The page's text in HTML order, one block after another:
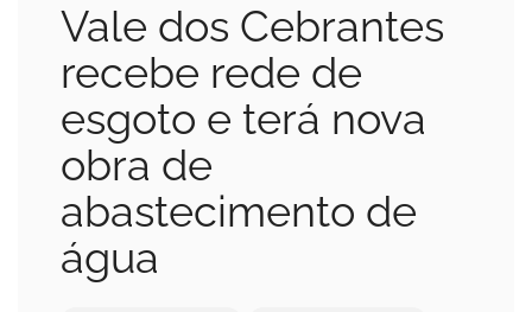
Vale dos Cebrantes
recebe rede de
esgoto e terá nova
obra de
abastecimento de
água